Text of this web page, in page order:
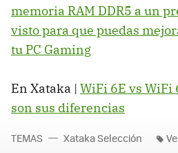
memoria RAM DDR5 a un
visto para que puedas
tu PC Gaming
En Xataka | WiFi 6E vs WiFi
son sus diferencias
TEMAS Xataka Selección